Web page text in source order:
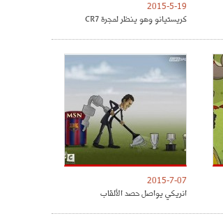
2015-5-19
كريستيانو وهو ينظر لمجرة CR7
2015-7-07
انريكي يواصل حصد الألقاب